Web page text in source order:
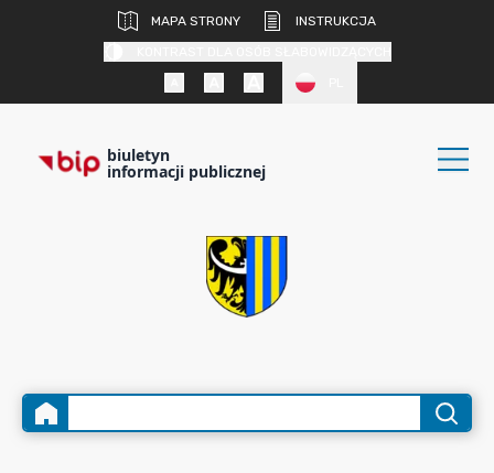
MAPA STRONY
INSTRUKCJA
biuletyn
informacji publicznej